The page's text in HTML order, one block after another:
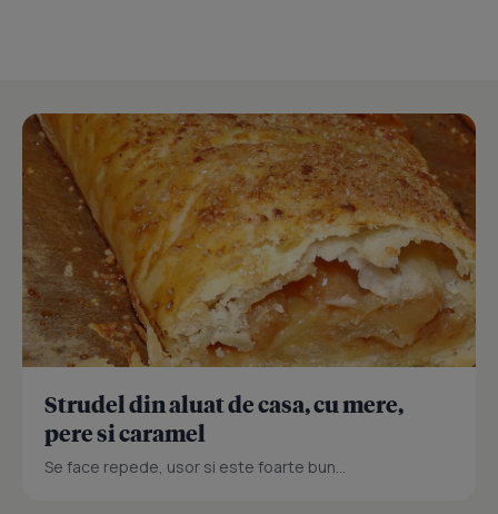
Strudel din aluat de casa, cu mere,
pere si caramel
Se face repede, usor si este foarte bun...